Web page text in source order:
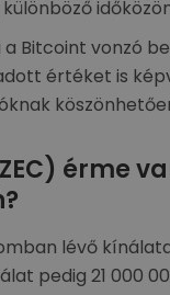
Bitcoint vonzó
értéket is
érme
lévő kínálata
pedig 21 000